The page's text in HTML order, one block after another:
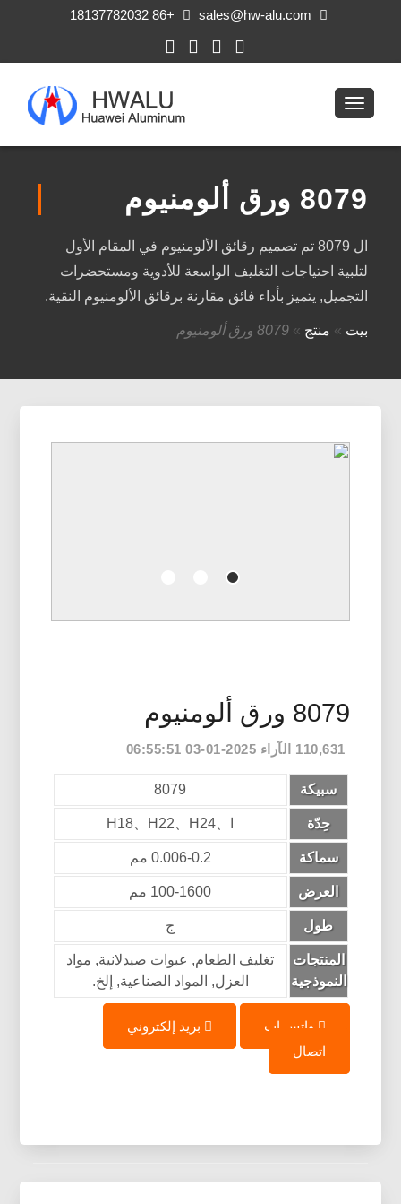
sales@hw-alu.com
+86 18137782032
8079 ورق ألومنيوم
ال 8079 تم تصميم رقائق الألومنيوم في المقام الأول
لتلبية احتياجات التغليف الواسعة للأدوية ومستحضرات
التجميل, يتميز بأداء فائق مقارنة برقائق الألومنيوم النقية.
بيت » منتج »8079 ورق ألومنيوم
8079 ورق ألومنيوم
110,631 الآراء 2025-01-03 06:55:51
سبيكة 8079
حِدّة
سماكة 0.006-0.2 مم
العرض 100-1600 مم
طول ج
المنتجات
النموذجية
تغليف الطعام, عبوات صيدلانية, مواد
العزل, المواد الصناعية, إلخ.
واتس اب
بريد إلكتروني
اتصال